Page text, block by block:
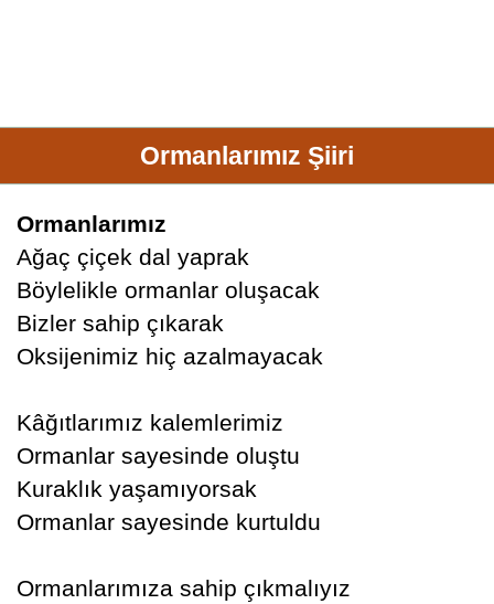
Ormanlarımız Şiiri
Ormanlarımız
Ağaç çiçek dal yaprak
Böylelikle ormanlar oluşacak
Bizler sahip çıkarak
Oksijenimiz hiç azalmayacak
Kâğıtlarımız kalemlerimiz
Ormanlar sayesinde oluştu
Kuraklık yaşamıyorsak
Ormanlar sayesinde kurtuldu
Ormanlarımıza sahip çıkmalıyız